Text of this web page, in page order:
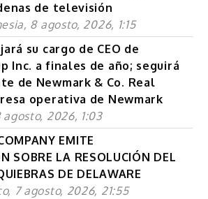
de televisión
8 agosto, 2026, 1:15
su cargo de CEO de
Inc. a finales de año; seguirá
de Newmark & Co. Real
operativa de Newmark
agosto, 2026, 1:03
EMITE
SOBRE LA RESOLUCIÓN DEL
DE DELAWARE
7 agosto, 2026, 21:55